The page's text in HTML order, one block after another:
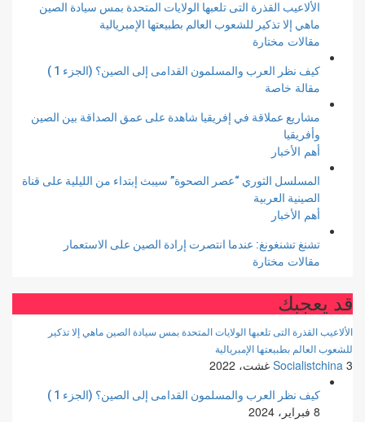
الألاعيب القذرة التى تلعبها الولايات المتحدة بمس سيادة الصين
ماهي إلا تذكير للشعوب العالم بطبيعتها الإمبريالية
مقالات مختارة
كيف نظر العرب والمسلمون القدامى إلى الصين؟ (الجزء 1 )
مقالة خاصة
مشاريع عملاقة في إفريقيا شاهدة على عمق الصداقة بين الصين
وأفريقيا
أهم الأخبار
المسلسل الثوري “عصر الصحوة” سيبث إبتداء من الليلية على قناة
الصينية العربية
أهم الأخبار
تشنغ تشنغونغ: عندما انتصرت إرادة الصين على الاستعمار
مقالات مختارة
قد يعجبك
الألاعيب القذرة التى تلعبها الولايات المتحدة بمس سيادة الصين ماهي إلا تذكير
للشعوب العالم بطبيعتها الإمبريالية
Socialistchina 3 غشت، 2022
كيف نظر العرب والمسلمون القدامى إلى الصين؟ (الجزء 1 )
8 فبراير، 2024